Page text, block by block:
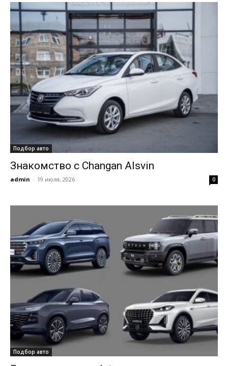
Подбор авто
Знакомство с Changan Alsvin
admin - 19 июля, 2026 0
Подбор авто